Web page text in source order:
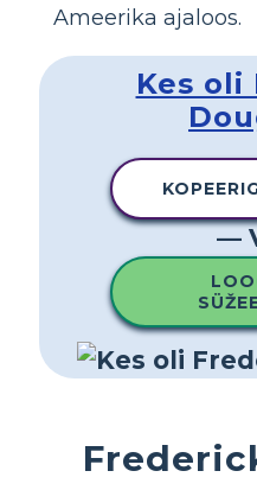
Ameerika ajaloos.
Kes oli
—